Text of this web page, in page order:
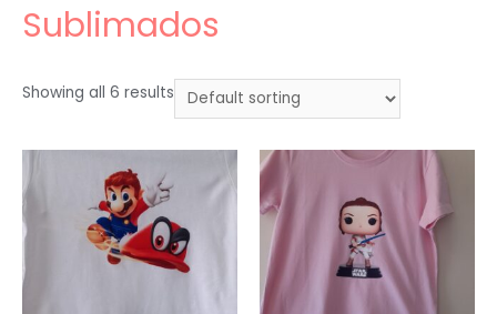
Sublimados
Showing all 6 results